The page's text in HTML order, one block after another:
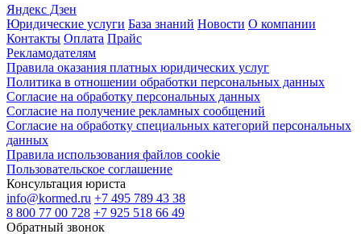
Яндекс Дзен
Юридические услуги База знаний Новости О компании
Контакты Оплата Прайс
Рекламодателям
Правила оказания платных юридических услуг
Политика в отношении обработки персональных данных
Согласие на обработку персональных данных
Согласие на получение рекламных сообщений
Согласие на обработку специальных категорий персональных
данных
Правила использования файлов cookie
Пользовательское соглашение
Консультация юриста
info@kormed.ru +7 495 789 43 38
8 800 77 00 728 +7 925 518 66 49
Обратный звонок